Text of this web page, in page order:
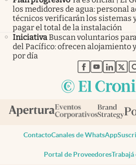
los medidores de agua: personal
técnicos verificarán los sistemas
pagar el total de la instalación
IniciativaBuscan voluntarios
del Pacífico: ofrecen alojamiento
por día
abre en nueva
abre en
abre
ContactoCanales de WhatsApp
Portal de ProveedoresTrabajá